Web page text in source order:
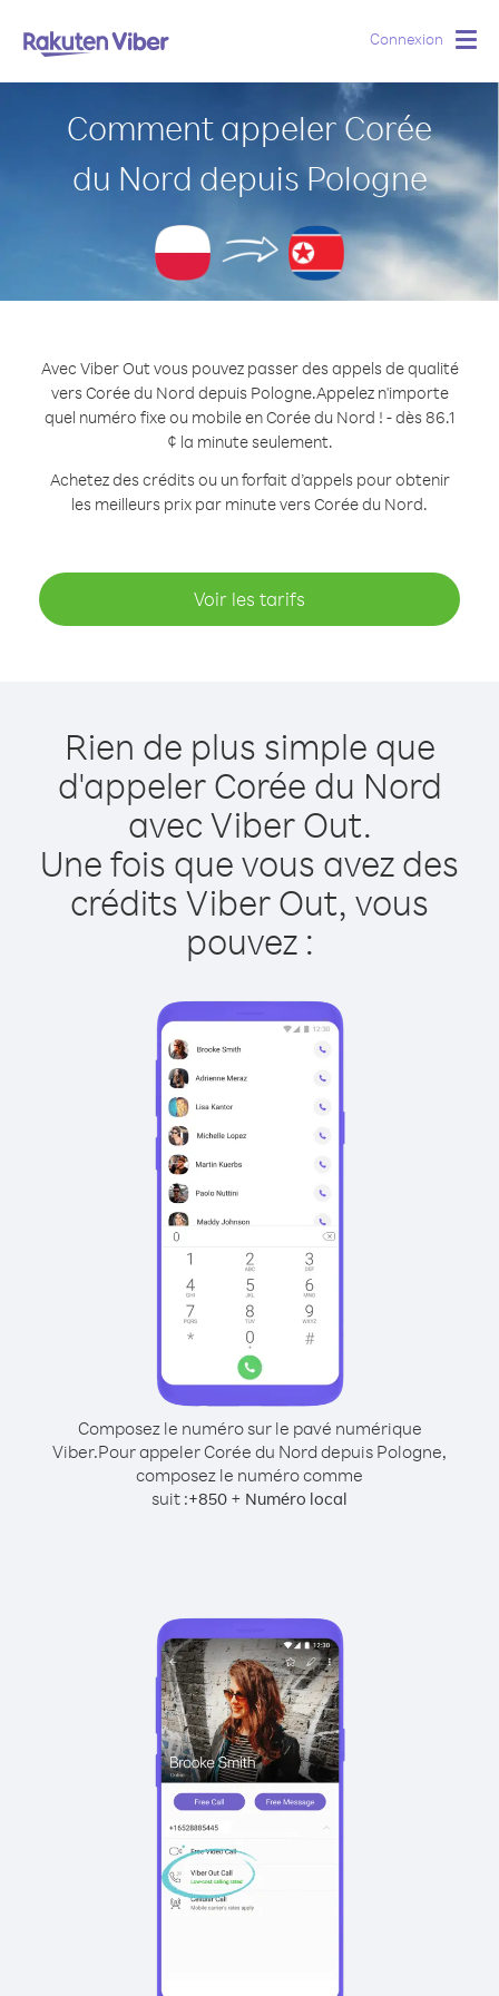
Connexion
Comment appeler Corée
du Nord depuis Pologne
Avec Viber Out vous pouvez passer des appels de qualité
vers Corée du Nord depuis Pologne.Appelez n'importe
quel numéro fixe ou mobile en Corée du Nord ! - dès 86.1
¢ la minute seulement.
Achetez des crédits ou un forfait d’appels pour obtenir
les meilleurs prix par minute vers Corée du Nord.
Voir les tarifs
Rien de plus simple que
d'appeler Corée du Nord
avec Viber Out.
Une fois que vous avez des
crédits Viber Out, vous
pouvez :
Composez le numéro sur le pavé numérique
Viber.Pour appeler Corée du Nord depuis Pologne,
composez le numéro comme
suit :+850 + Numéro local